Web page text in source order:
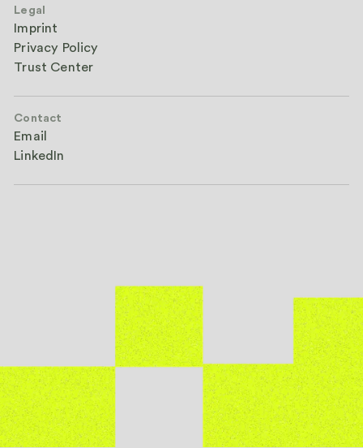
Legal
Imprint
Privacy Policy
Trust Center
Contact
Email
LinkedIn